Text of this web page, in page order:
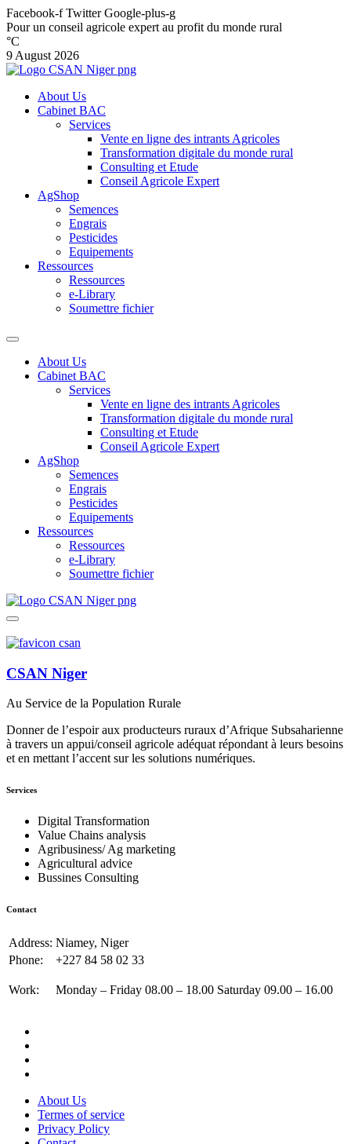
Facebook-f Twitter Google-plus-g
Pour un conseil agricole expert au profit du monde rural
°C
9 August 2026
About Us
Cabinet BAC
Services
Vente en ligne des intrants Agricoles
Transformation digitale du monde rural
Consulting et Etude
Conseil Agricole Expert
AgShop
Semences
Engrais
Pesticides
Equipements
Ressources
Ressources
e-Library
Soumettre fichier
About Us
Cabinet BAC
Services
Vente en ligne des intrants Agricoles
Transformation digitale du monde rural
Consulting et Etude
Conseil Agricole Expert
AgShop
Semences
Engrais
Pesticides
Equipements
Ressources
Ressources
e-Library
Soumettre fichier
CSAN Niger
Au Service de la Population Rurale
Donner de l’espoir aux producteurs ruraux d’Afrique Subsaharienne
à travers un appui/conseil agricole adéquat répondant à leurs besoins
et en mettant l’accent sur les solutions numériques.
Services
Digital Transformation
Value Chains analysis
Agribusiness/ Ag marketing
Agricultural advice
Bussines Consulting
Contact
Address: Niamey, Niger
Phone:
+227 84 58 02 33
Work: Monday – Friday 08.00 – 18.00 Saturday 09.00 – 16.00
About Us
Termes of service
Privacy Policy